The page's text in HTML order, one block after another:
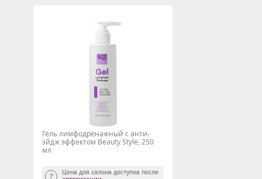
Гель лимфодренажный с анти-
эйдж эффектом Beauty Style, 250
мл
Цена для салона доступна после